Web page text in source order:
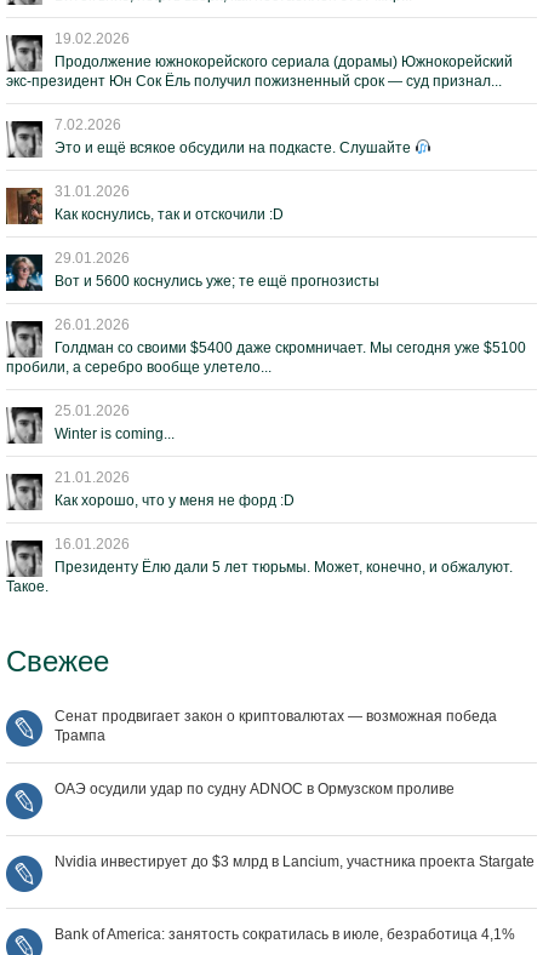
19.02.2026
Продолжение южнокорейского сериала (дорамы) Южнокорейский
экс-президент Юн Сок Ёль получил пожизненный срок — суд признал...
7.02.2026
Это и ещё всякое обсудили на подкасте. Слушайте
31.01.2026
Как коснулись, так и отскочили :D
29.01.2026
Вот и 5600 коснулись уже; те ещё прогнозисты
26.01.2026
Голдман со своими $5400 даже скромничает. Мы сегодня уже $5100
пробили, а серебро вообще улетело...
25.01.2026
Winter is coming...
21.01.2026
Как хорошо, что у меня не форд :D
16.01.2026
Президенту Ёлю дали 5 лет тюрьмы. Может, конечно, и обжалуют.
Такое.
Свежее
Сенат продвигает закон о криптовалютах — возможная победа
Трампа
ОАЭ осудили удар по судну ADNOC в Ормузском проливе
Nvidia инвестирует до $3 млрд в Lancium, участника проекта Stargate
Bank of America: занятость сократилась в июле, безработица 4,1%